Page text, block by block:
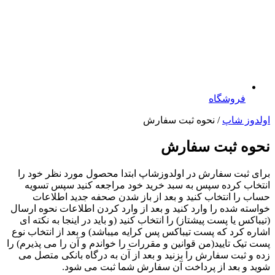
فروشگاه
اولدوز شاپ / نحوه ثبت سفارش
نحوه ثبت سفارش
برای ثبت سفارش در اولدوزشاپ ابتدا محصول مورد نظر خود را
انتخاب کرده سپس به سبد خرید خود مراجعه کنید سپس تسویه
حساب را انتخاب کنید و بعد از باز شدن صحفه جدید اطلاعات
خواسته شده را وارد کنید و بعد از وارد کردن اطلاعات نحوه ارسال
(تیباکس یا پست پیشتاز) را انتخاب کنید (و باید در اینجا به نکته ای
اشاره کرد که پست تیباکس پس کرایه میباشد) و بعد از انتخاب نوع
پست تیک تایید(من قوانین و مقررات را خواندم و آن را می پذیرم) را
زده و ثبت سفارش را بزنید و بعد از آن به درگاه بانکی متصل می
شوید و بعد از پرداخت آن سفارش شما ثبت می شود.